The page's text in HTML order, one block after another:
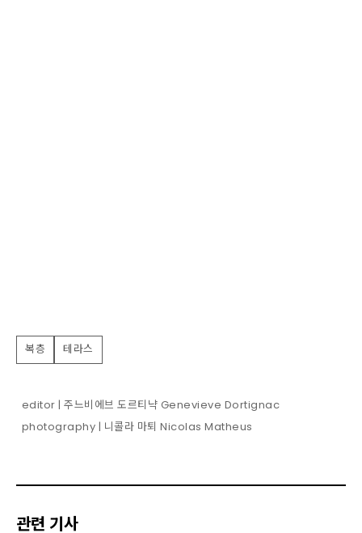
복층 테라스
editor | 주느비에브 도르티냑 Genevieve Dortignac
photography | 니콜라 마퇴 Nicolas Matheus
관련 기사